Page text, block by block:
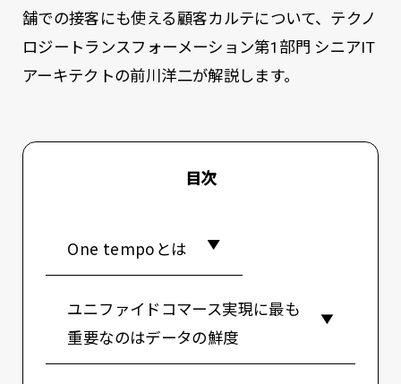
舗での接客にも使える顧客カルテについて、テクノ
ロジートランスフォーメーション第1部門 シニアIT
アーキテクトの前川洋二が解説します。
目次
One tempoとは
ユニファイドコマース実現に最も
重要なのはデータの鮮度